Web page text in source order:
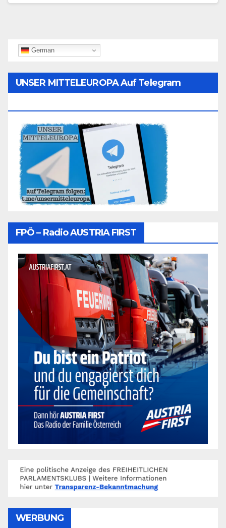
German
UNSER MITTELEUROPA Auf Telegram
FPÖ – Radio AUSTRIA FIRST
WERBUNG